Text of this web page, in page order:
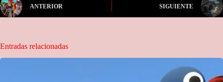
ANTERIOR SIGUIENTE
Entradas relacionadas